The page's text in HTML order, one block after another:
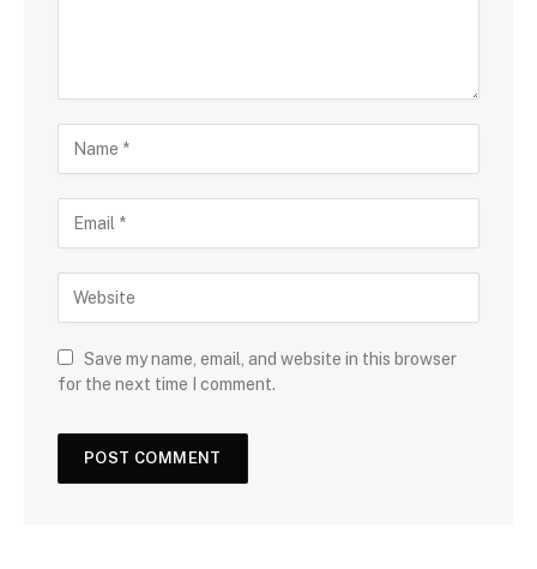
Save my name, email, and website in this browser
for the next time I comment.